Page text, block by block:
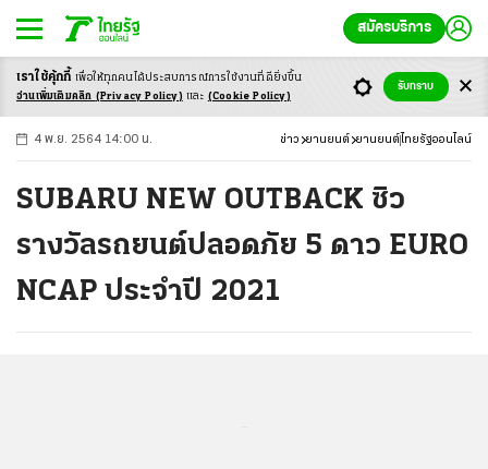
สมัครบริการ
-ก ก ก+
4 พ.ย. 2564 14:00 น. ข่าว ยานยนต์ ยานยนต์ ไทยรัฐออนไลน์
SUBARU NEW OUTBACK ซิว
รางวัลรถยนต์ปลอดภัย 5 ดาว EURO
NCAP ประจำปี 2021
เราใช้คุ้กกี้ เพื่อให้ทุกคนได้ประสบการณ์การใช้งานที่ดียิ่งขึ้น
อ่านเพิ่มเติมคลิก (Privacy Policy) และ (Cookie Policy)
รับทราบ